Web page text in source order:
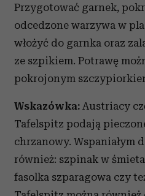
Przygotować garnek,
odcedzone warzywa w
włożyć do garnka oraz
ze szpikiem. Potrawę
pokrojonym
Wskazówka: Austriacy
Tafelspitz podają
chrzanowy. Wspaniałym
również: szpinak w
fasolka szparagowa czy